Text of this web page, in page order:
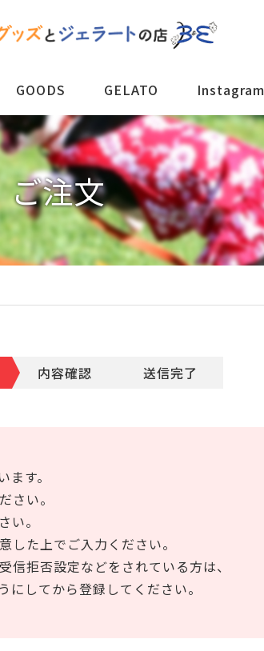
GOODS GELATO Instagram
ご注文
内容確認 送信完了
す。
さい。
い。
した上でご入力ください。
拒否設定などをされている方は、
してから登録してください。